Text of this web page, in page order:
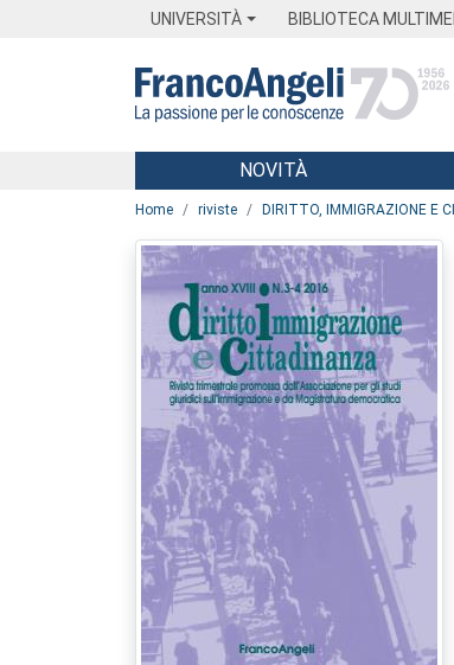
UNIVERSITÀ BIBLIOTECA
Menu
NOVITÀ
Home riviste DIRITTO, IMMIGRAZIONE E